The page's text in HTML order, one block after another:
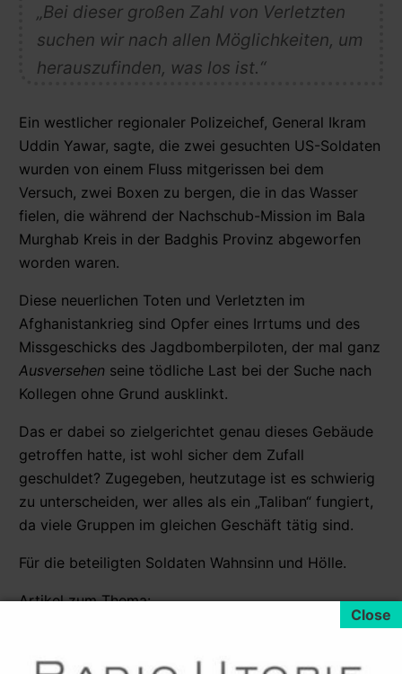
„Bei dieser großen Zahl von Verletzten
suchen wir nach allen Möglichkeiten, um
herauszufinden, was los ist.“
Ein westlicher regionaler Polizeichef, General Ikram
Uddin Yawar, sagte, die zwei gesuchten US-Soldaten
wurden von einem Fluss mitgerissen bei dem
Versuch, zwei Boxen zu bergen, die in das Wasser
fielen, die während der Nachschub-Mission im Bala
Murghab Kreis in der Badghis Provinz abgeworfen
worden waren.
Diese neuerlichen Toten und Verletzten im
Afghanistankrieg sind Opfer eines Irrtums und des
Missgeschicks des Jagdbomberpiloten, der mal ganz
Ausversehen seine tödliche Last bei der Suche nach
Kollegen ohne Grund ausklinkt.
Das er dabei so zielgerichtet genau dieses Gebäude
getroffen hatte, ist wohl sicher dem Zufall
geschuldet? Zugegeben, heutzutage ist es schwierig
zu unterscheiden, wer alles als ein „Taliban“ fungiert,
da viele Gruppen im gleichen Geschäft tätig sind.
Für die beteiligten Soldaten Wahnsinn und Hölle.
Artikel zum Thema:
Angriffe in Afghanistan